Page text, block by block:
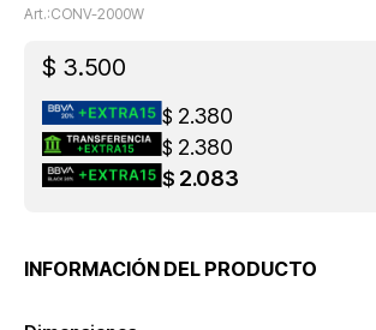
CONV-2000W
$ 3.500
$ 2.380
$ 2.380
$ 2.083
INFORMACIÓN DEL PRODUCTO